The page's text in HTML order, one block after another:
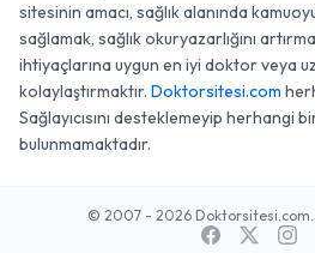
sitesinin amacı, sağlık alanında
sağlamak, sağlık okuryazarlığını
ihtiyaçlarına uygun en iyi doktor veya
kolaylaştırmaktır. Doktorsitesi.com
Sağlayıcısını desteklemeyip herhangi
bulunmamaktadır.
© 2007 - 2026 Doktorsitesi.com.